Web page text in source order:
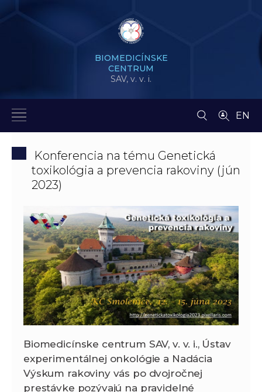
BIOMEDICÍNSKE
CENTRUM
SAV, v. v. i.
EN
Konferencia na tému Genetická
toxikológia a prevencia rakoviny (jún
2023)
Biomedicínske centrum SAV, v. v. i., Ústav
experimentálnej onkológie a Nadácia
Výskum rakoviny vás po dvojročnej
prestávke pozývajú na pravidelné